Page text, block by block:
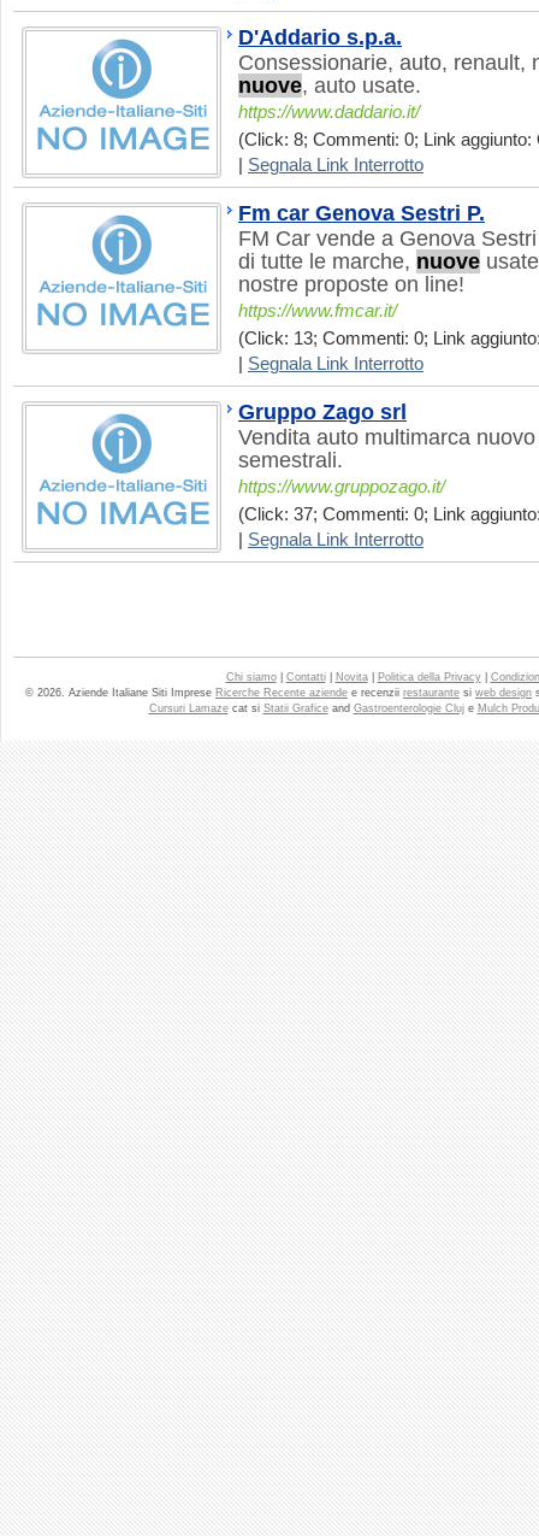
D'Addario s.p.a.
Consessionarie, auto, renault,
nuove, auto usate.
https://www.daddario.it/
(Click: 8; Commenti: 0; Link aggiunto:
Segnala Link Interrotto
Fm car Genova Sestri P.
FM Car vende a Genova
di tutte le marche, nuove
nostre proposte on line!
https://www.fmcar.it/
(Click: 13; Commenti: 0; Link
Segnala Link Interrotto
Gruppo Zago srl
Vendita auto multimarca
semestrali.
https://www.gruppozago.it/
(Click: 37; Commenti: 0; Link
Segnala Link Interrotto
Chi siamo| Contatti| Novita| Politica della Privacy|
© 2026. Aziende Italiane Siti Imprese Ricerche Recente aziende e recenzii restaurante si web design
Cursuri Lamazecat si Statii Graficeand Gastroenterologie Cluje Mulch